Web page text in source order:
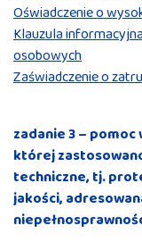
Oświadczenie o
Klauzula
osobowych
Zaświadczenie o
zadanie 3 –
której
techniczne, tj.
jakości,